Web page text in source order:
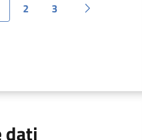
Pagina
2 Pagina
3
Pagina
dati